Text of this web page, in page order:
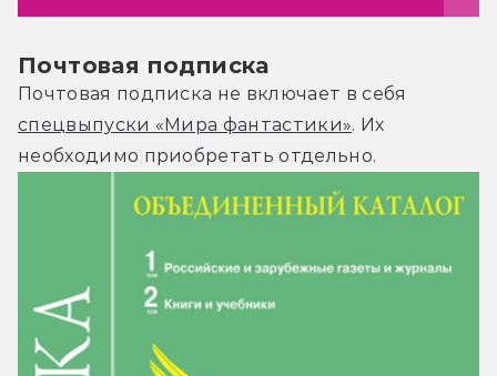
Почтовая подписка
Почтовая подписка не включает в себя
спецвыпуски «Мира фантастики». Их
необходимо приобретать отдельно.